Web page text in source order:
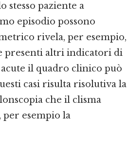
stesso paziente a
episodio possono
rivela, per esempio,
presenti altri indicatori di
il quadro clinico può
casi risulta risolutiva la
che il clisma
per esempio la